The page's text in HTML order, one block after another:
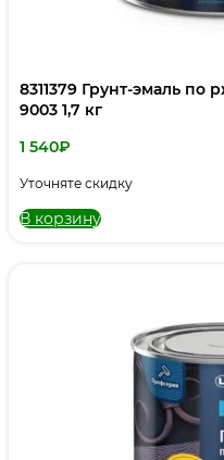
8311379 Грунт-эмаль по
9003 1,7 кг
1 540₽
Уточняте скидку
В корзину